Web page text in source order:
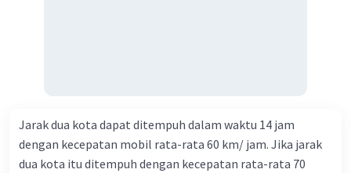
Jarak dua kota dapat ditempuh dalam waktu 14 jam
dengan kecepatan mobil rata-rata 60 km/ jam. Jika jarak
dua kota itu ditempuh dengan kecepatan rata-rata 70